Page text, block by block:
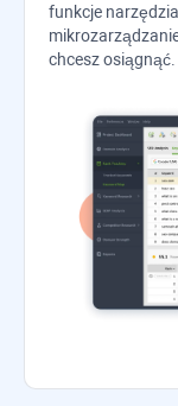
funkcje
chcesz osiągnąć.